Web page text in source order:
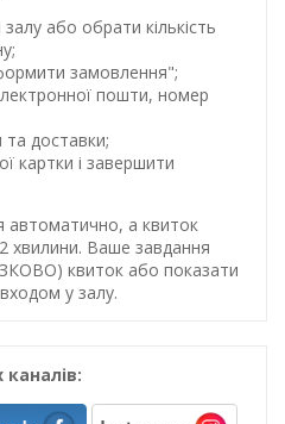
або обрати кількість
замовлення";
пошти, номер
доставки;
картки і завершити
автоматично, а квиток
хвилини. Ваше завдання
квиток або показати
у залу.